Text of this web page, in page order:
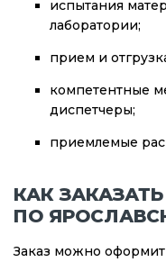
испытания
лаборатории;
прием и
компетентные
диспетчеры;
приемлемые
КАК
ПО
Заказ можно